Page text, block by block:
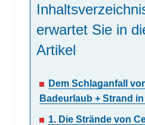
erwartet Sie in
Artikel
Dem Schlaganfall
Badeurlaub + Strand
1. Die Strände von